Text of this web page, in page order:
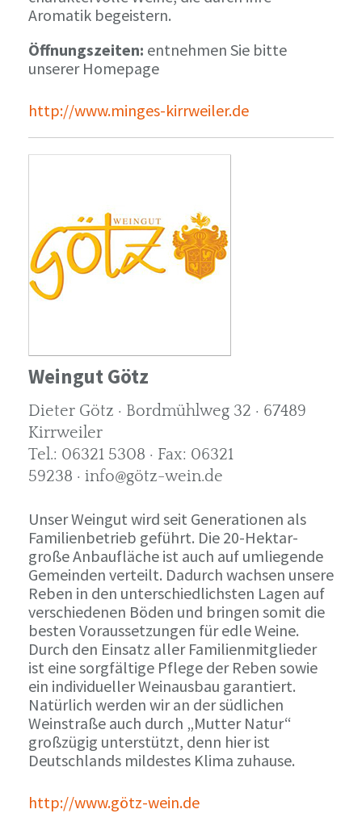
Aromatik begeistern.
Öffnungszeiten: entnehmen Sie bitte
unserer Homepage
http://www.minges-kirrweiler.de
Weingut Götz
Dieter Götz · Bordmühlweg 32 · 67489
Kirrweiler
Tel.: 06321 5308 · Fax: 06321
59238 · info@götz-wein.de
Unser Weingut wird seit Generationen als
Familienbetrieb geführt. Die 20-Hektar-
große Anbaufläche ist auch auf umliegende
Gemeinden verteilt. Dadurch wachsen unsere
Reben in den unterschiedlichsten Lagen auf
verschiedenen Böden und bringen somit die
besten Voraussetzungen für edle Weine.
Durch den Einsatz aller Familienmitglieder
ist eine sorgfältige Pflege der Reben sowie
ein individueller Weinausbau garantiert.
Natürlich werden wir an der südlichen
Weinstraße auch durch „Mutter Natur“
großzügig unterstützt, denn hier ist
Deutschlands mildestes Klima zuhause.
http://www.götz-wein.de